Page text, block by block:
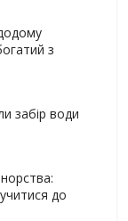
з
забір води
до